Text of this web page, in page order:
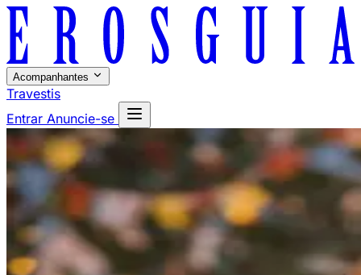
Acompanhantes
Travestis
Entrar Anuncie-se